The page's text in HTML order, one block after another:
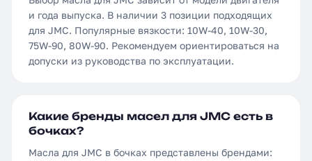
и года выпуска. В наличии 3 позиции подходящих
для JMC. Популярные вязкости: 10W-40, 10W-30,
75W-90, 80W-90. Рекомендуем ориентироваться на
допуски из руководства по эксплуатации.
Какие бренды масел для JMC есть в
бочках?
Масла для JMC в бочках представлены брендами: